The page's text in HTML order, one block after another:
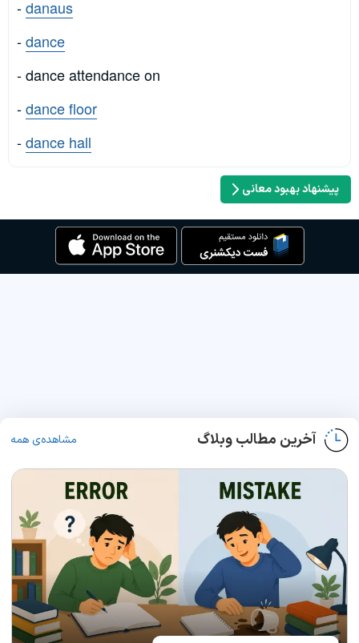
-danaus
-dance
- dance attendance on
-dance floor
-dance hall
پیشنهاد بهبود معانی
آخرین مطالب وبلاگ مشاهده‌ی همه